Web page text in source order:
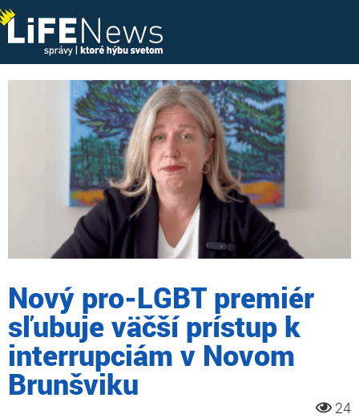
Nový pro-LGBT premiér
sľubuje väčší prístup k
interrupciám v Novom
Brunšviku
24